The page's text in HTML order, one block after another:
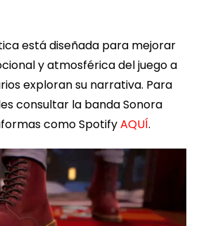
está diseñada para mejorar
y atmosférica del juego a
exploran su narrativa. Para
consultar la banda Sonora
como SpotifyAQUÍ.